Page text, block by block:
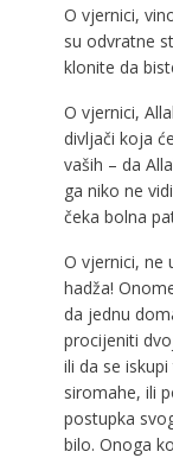
O vjernici,
su odvratne
klonite da
O vjernici,
divljači koja
vaših – da
ga niko ne
čeka bolna
O vjernici, ne
hadža!
da jednu
procijeniti
ili da se
siromahe, ili
postupka
bilo. Onoga